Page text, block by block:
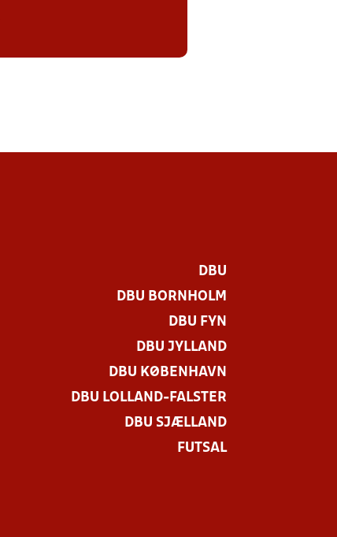
DBU
DBU BORNHOLM
DBU FYN
DBU JYLLAND
DBU KØBENHAVN
DBU LOLLAND-FALSTER
DBU SJÆLLAND
FUTSAL